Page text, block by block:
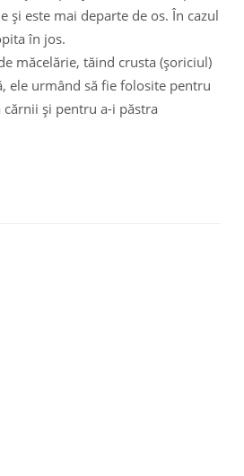
şi este mai departe de os. În cazul
în jos.
măcelărie, tăind crusta (şoriciul)
ele urmând să fie folosite pentru
şi pentru a-i păstra